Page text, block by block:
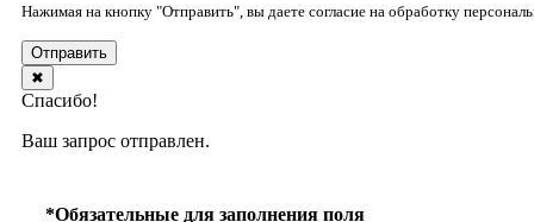
Нажимая на кнопку "Отправить", вы даете согласие на обработку
Отправить
✖
Спасибо!
Ваш запрос отправлен.
*Обязательные для заполнения поля